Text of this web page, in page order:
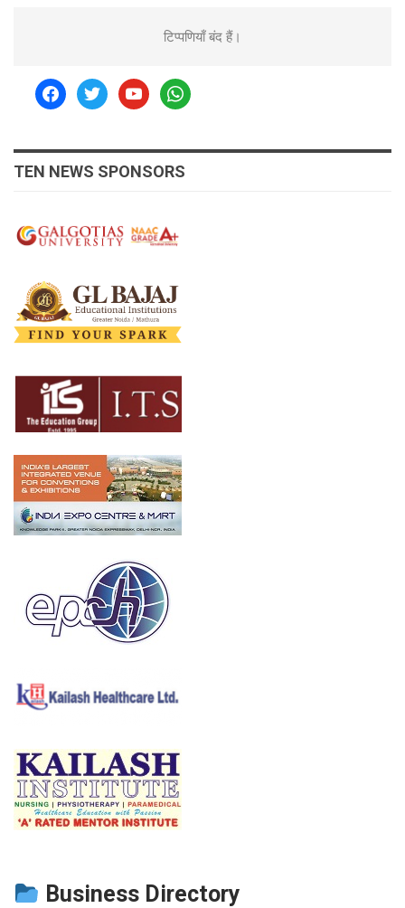
टिप्पणियाँ बंद हैं।
facebooktwitteryoutubewhatsapp
TEN NEWS SPONSORS
Business Directory